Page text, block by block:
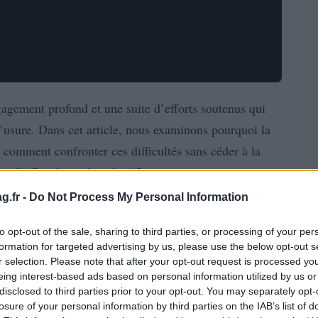
- Do Not Process My Personal Information
opt-out of the sale, sharing to third parties, or processing of your
for targeted advertising by us, please use the below opt-out
selection. Please note that after your opt-out request is processed
interest-based ads based on personal information utilized by us
to third parties prior to your opt-out. You may separately
of your personal information by third parties on the IAB’s list of
profond et une suite d’efforts soutenus qui
Dans cet article, nous examinons pourquoi la
confronter ces difficultés sans céder à la
d’offrir des cadres de réflexion pour repenser sa
à lasatisfaction professionnelleet aubien-être
il s’agit d’analyser des critères concrets :
et possibilités de transition. Nous utiliserons
l’ensemble des compétences accumulées et
afin de proposer des alternatives réalistes et